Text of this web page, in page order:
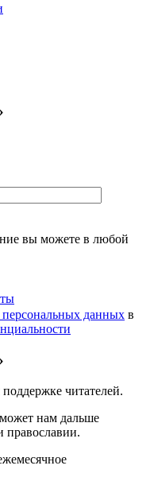
вы можете в любой
персональных данных в
читателей.
нам дальше
православии.